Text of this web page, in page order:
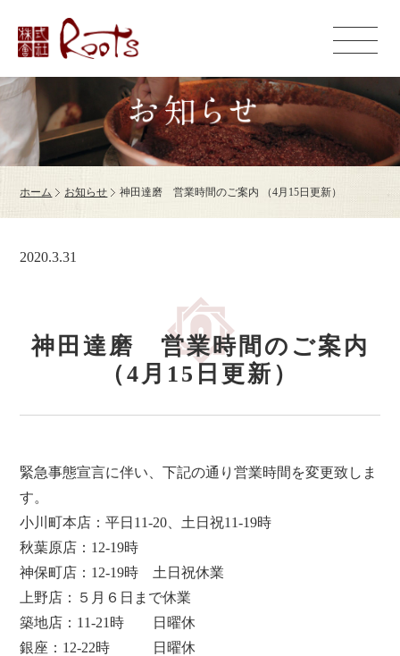
ホーム お知らせ 神田達磨 営業時間のご案内 （4月15日更新）
2020.3.31
神田達磨 営業時間のご案内
（4月15日更新）
緊急事態宣言に伴い、下記の通り営業時間を変更致しま
す。
小川町本店：平日11-20、土日祝11-19時
秋葉原店：12-19時
神保町店：12-19時 土日祝休業
上野店：５月６日まで休業
築地店：11-21時 日曜休
銀座：12-22時 日曜休